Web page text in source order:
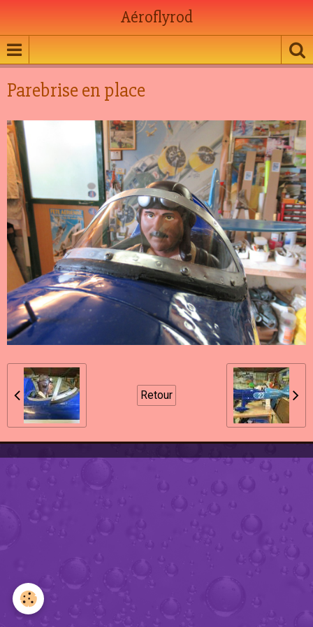
Aéroflyrod
Parebrise en place
Retour